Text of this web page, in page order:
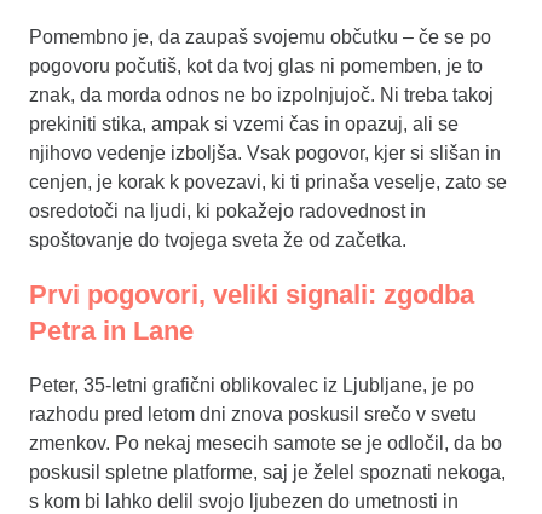
Pomembno je, da zaupaš svojemu občutku – če se po
pogovoru počutiš, kot da tvoj glas ni pomemben, je to
znak, da morda odnos ne bo izpolnjujoč. Ni treba takoj
prekiniti stika, ampak si vzemi čas in opazuj, ali se
njihovo vedenje izboljša. Vsak pogovor, kjer si slišan in
cenjen, je korak k povezavi, ki ti prinaša veselje, zato se
osredotoči na ljudi, ki pokažejo radovednost in
spoštovanje do tvojega sveta že od začetka.
Prvi pogovori, veliki signali: zgodba
Petra in Lane
Peter, 35-letni grafični oblikovalec iz Ljubljane, je po
razhodu pred letom dni znova poskusil srečo v svetu
zmenkov. Po nekaj mesecih samote se je odločil, da bo
poskusil spletne platforme, saj je želel spoznati nekoga,
s kom bi lahko delil svojo ljubezen do umetnosti in